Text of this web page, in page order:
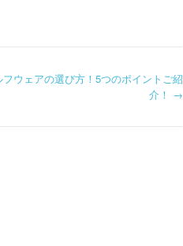
フウェアの選び方！5つのポイントご紹
介！ →